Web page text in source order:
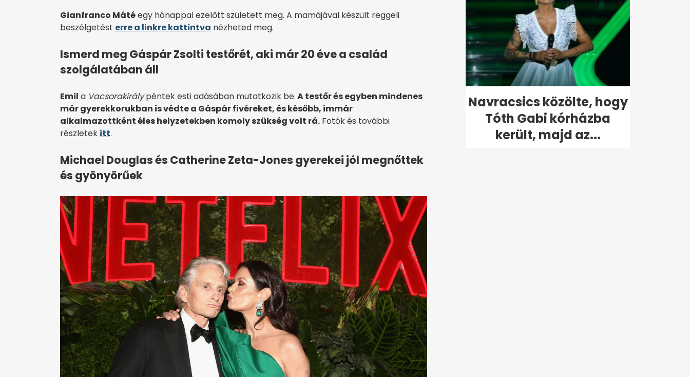
Gianfranco Mátéegy hónappal ezelőtt született meg. A mamájával készült reggeli
beszélgetést erre a linkre kattintva nézheted meg.
Ismerd meg Gáspár Zsolti testőrét, aki már 20 éve a család
szolgálatában áll
Emil a Vacsorakirálypéntek esti adásában mutatkozik be.A testőr és egyben mindenes
már gyerekkorukban is védte a Gáspár fivéreket, és később, immár
alkalmazottként éles helyzetekben komoly szükség volt rá. Fotók és további
részletek itt.
Michael Douglas és Catherine Zeta-Jones gyerekei jól megnőttek
és gyönyörűek
Navracsics közölte, hogy
Tóth Gabi kórházba
került, majd az...